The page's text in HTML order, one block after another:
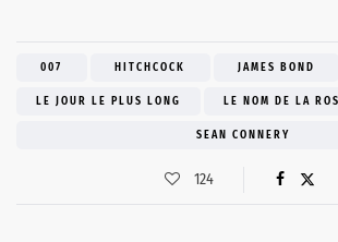
007 HITCHCOCK JAMES BOND
LE JOUR LE PLUS LONG LE NOM DE LA
SEAN CONNERY
124